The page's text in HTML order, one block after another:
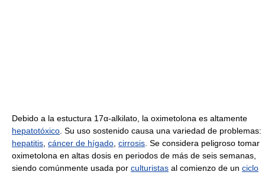
Debido a la estuctura 17α-alkilato, la oximetolona es altamente
hepatotóxico . Su uso sostenido causa una variedad de problemas:
hepatitis cáncer de hígado cirrosis . Se considera peligroso tomar
oximetolona en altas dosis en periodos de más de seis semanas,
siendo comúnmente usada por culturistas al comienzo de un ciclo